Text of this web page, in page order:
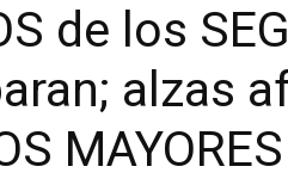
de los
alzas
MAYORES